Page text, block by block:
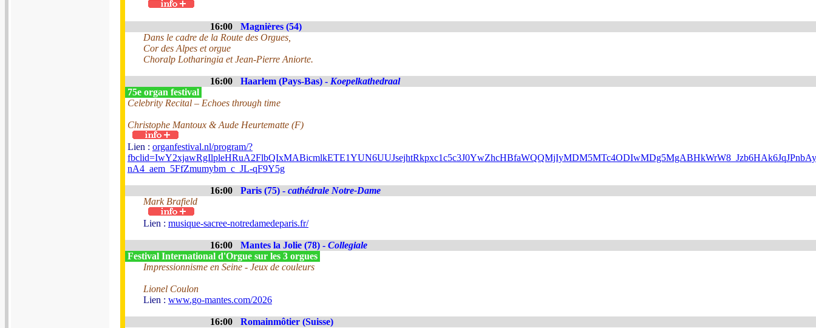
16:00
Magnières (54)
Dans le cadre de la Route des Orgues,
Cor des Alpes et orgue
Choralp Lotharingia et Jean-Pierre Aniorte.
16:00 Haarlem (Pays-Bas) - Koepelkathedraal
75e organ festival
Celebrity Recital – Echoes through time
Christophe Mantoux & Aude Heurtematte (F)
Lien : organfestival.nl/program/?
nA4_aem_5FfZmumybm_c_JL-qF9Y5g
16:00 Paris (75) - cathédrale Notre-Dame
Mark Brafield
Lien : musique-sacree-notredamedeparis.fr/
16:00 Mantes la Jolie (78) - Collegiale
Festival International d'Orgue sur les 3 orgues
Impressionnisme en Seine - Jeux de couleurs
Lionel Coulon
Lien : www.go-mantes.com/2026
16:00
Romainmôtier (Suisse)